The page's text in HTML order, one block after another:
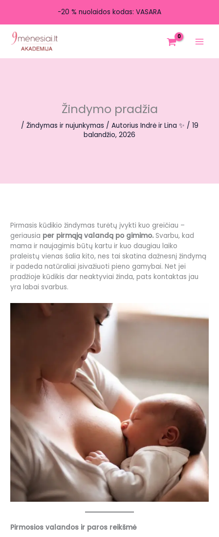
-20 % nuolaidos kodas: VASARA
Pereiti
Žindymo pradžia
/ Žindymas ir nujunkymas / Autorius Indrė ir Lina ✨ / 19
balandžio, 2026
Pirmasis kūdikio žindymas turėtų įvykti kuo greičiau –
geriausia per pirmąją valandą po gimimo. Svarbu, kad
mama ir naujagimis būtų kartu ir kuo daugiau laiko
praleistų vienas šalia kito, nes tai skatina dažnesnį žindymą
ir padeda natūraliai įsivažiuoti pieno gamybai. Net jei
pradžioje kūdikis dar neaktyviai žinda, pats kontaktas jau
yra labai svarbus.
Pirmosios valandos ir paros reikšmė